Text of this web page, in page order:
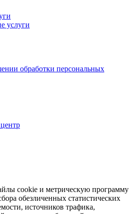
услуги
обработки персональных
cookie и метрическую программу
обезличенных статистических
источников трафика,